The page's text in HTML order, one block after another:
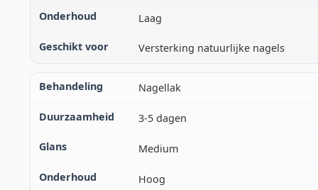
Laag
Versterking natuurlijke nagels
Nagellak
3-5 dagen
Medium
Hoog